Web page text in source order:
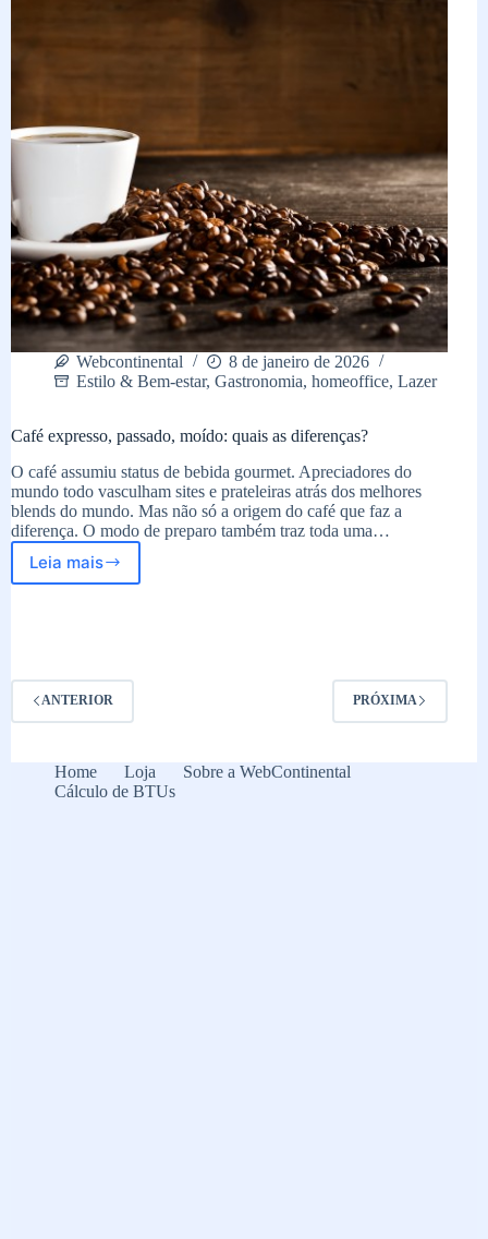
Webcontinental
8 de janeiro de 2026
Estilo & Bem-estar, Gastronomia, homeoffice, Lazer
Café expresso, passado, moído: quais as diferenças?
O café assumiu status de bebida gourmet. Apreciadores do
mundo todo vasculham sites e prateleiras atrás dos melhores
blends do mundo. Mas não só a origem do café que faz a
diferença. O modo de preparo também traz toda uma…
Leia mais
Café
as
diferenças?
ANTERIOR PRÓXIMA
Home Loja
Sobre a WebContinental
Cálculo de BTUs